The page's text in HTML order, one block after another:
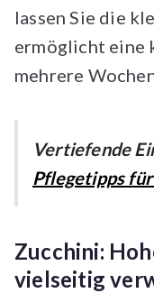
lassen Sie die
ermöglicht eine
mehrere
Vertiefende
Pflegetipps
Zucchini:
vielseitig